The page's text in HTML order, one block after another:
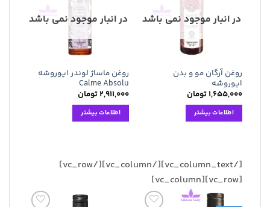
علاقه
مندی
ها
در انبار موجود نمی باشد
روغن آرگان مو و بدن
ایوروشه
۱,۶۵۵,۰۰۰تومان
اطلاعات بیشتر
علاقه
مندی
ها
در انبار موجود نمی باشد
روغن ماساژ لوندر ایوروشه
Calme Absolu
۲,۹۱۱,۰۰۰تومان
اطلاعات بیشتر
[/vc_column_text][/vc_column][/vc_row]
[vc_row][vc_column]